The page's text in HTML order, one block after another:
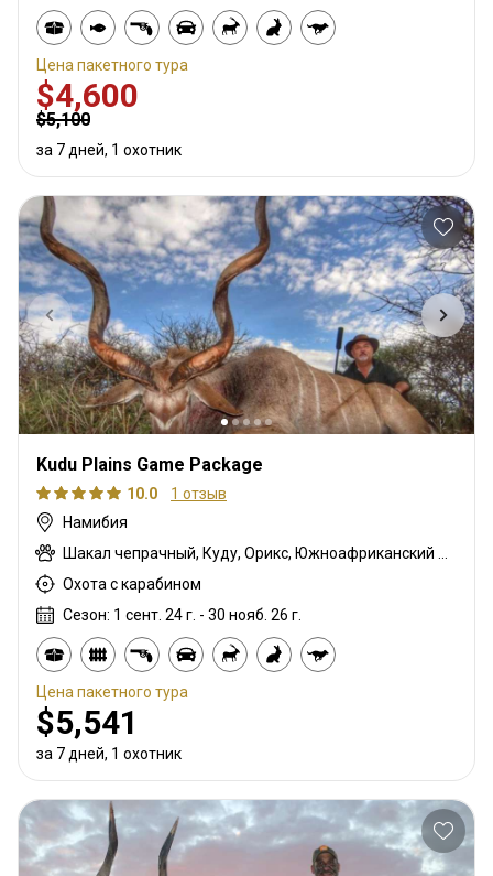
Цена пакетного тура
$4,600
$5,100
за 7 дней, 1 охотник
Kudu Plains Game Package
10.0
1 отзыв
Намибия
Охота с карабином
Сезон: 1 сент. 24 г. - 30 нояб. 26 г.
Цена пакетного тура
$5,541
за 7 дней, 1 охотник